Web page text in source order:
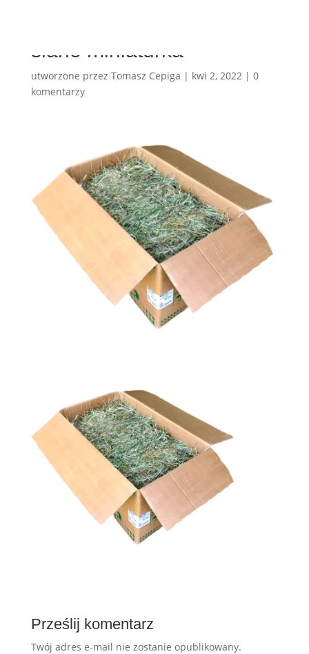
siano miniaturka
utworzone przez Tomasz Cepiga | kwi 2, 2022| 0
komentarzy
Prześlij komentarz
Twój adres e-mail nie zostanie opublikowany.